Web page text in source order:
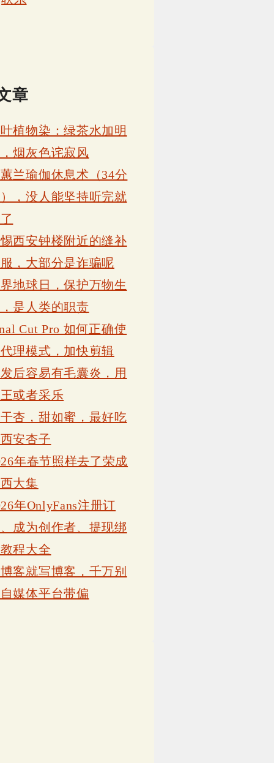
章
植物染：绿茶水加明
烟灰色诧寂风
兰瑜伽休息术（34分
，没人能坚持听完就
西安钟楼附近的缝补
，大部分是诈骗呢
地球日，保护万物生
是人类的职责
Cut Pro 如何正确使
理模式，加快剪辑
后容易有毛囊炎，用
或者采乐
杏，甜如蜜，最好吃
安杏子
年春节照样去了荣成
大集
年OnlyFans注册订
成为创作者、提现绑
程大全
客就写博客，千万别
媒体平台带偏